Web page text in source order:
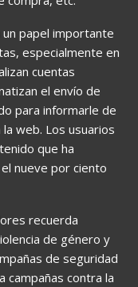
papel importante
especialmente en
cuentas
el envío de
para informarle de
web. Los usuarios
que ha
nueve por ciento
recuerda
de género y
de seguridad
campañas contra la